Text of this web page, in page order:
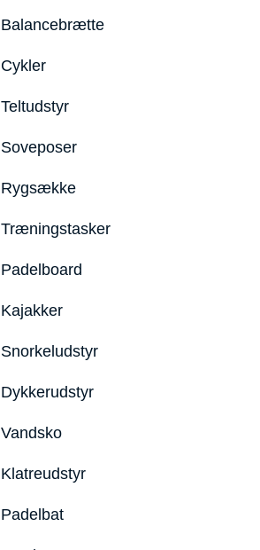
Balancebrætte
Cykler
Teltudstyr
Soveposer
Rygsække
Træningstasker
Padelboard
Kajakker
Snorkeludstyr
Dykkerudstyr
Vandsko
Klatreudstyr
Padelbat